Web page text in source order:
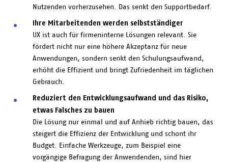
Nutzenden vorherzusehen. Das senkt den Supportbedarf.
Ihre Mitarbeitenden werden selbstständiger
UX ist auch für firmeninterne Lösungen relevant. Sie
fördert nicht nur eine höhere Akzeptanz für neue
Anwendungen, sondern senkt den Schulungsaufwand,
erhöht die Effizient und bringt Zufriedenheit im täglichen
Gebrauch.
Reduziert den Entwicklungsaufwand und das Risiko,
etwas Falsches zu bauen
Die Lösung nur einmal und auf Anhieb richtig bauen, das
steigert die Effizienz der Entwicklung und schont ihr
Budget. Einfache Werkzeuge, zum Beispiel eine
vorgängige Befragung der Anwendenden, sind hier